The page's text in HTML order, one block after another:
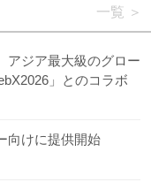
一覧
アジア最大級のグロー
」とのコラボ
向けに提供開始